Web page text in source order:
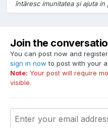
întăresc imunitatea și ajuta
Join the
You can post now and
sign in now to post with your
Note: Your post will require
visible.